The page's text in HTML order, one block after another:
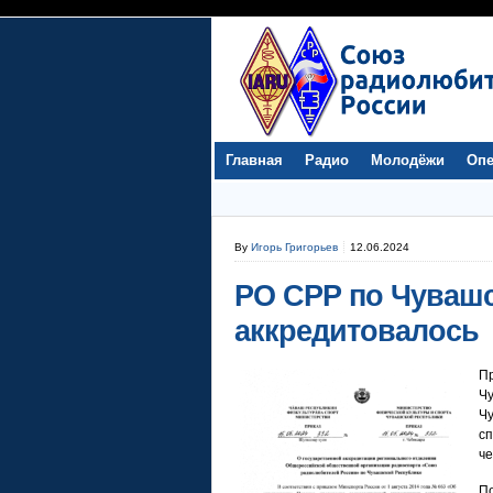
Главная Радио Молодёжи
By Игорь Григорьев 12.06.2024
РО СРР по
аккредитовалось